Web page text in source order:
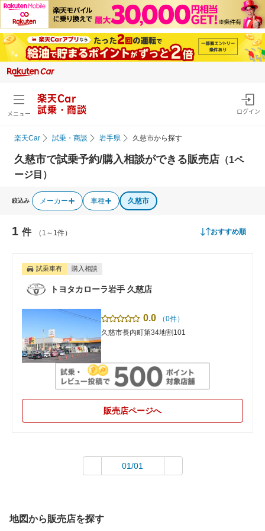
メニュー
楽天Car
試乗・商談
ログイン
楽天Car 試乗・商談 岩手県 久慈市から探す
久慈市で試乗予約/購入相談ができる販売店 （1ペ
ージ目）
絞込み メーカー 車種 久慈市
1 件 （1～1件） おすすめ順
試乗車有 購入相談
トヨタカローラ岩手 久慈店
0.0
（0件）
久慈市長内町第34地割101
販売店ページへ
01/01
地図から販売店を探す